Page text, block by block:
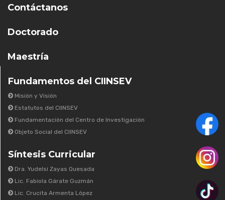
Contáctanos
Doctorado
Maestría
Fundamentos del CIINSEV
Misión y Visión
Estatutos del CIINSEV
Fundamentación del Centro de Investigación
Objeto Social del CIINSEV
Síntesis Curricular
Dra. Yudelsi Zayas Quesada
Lic. Fabiola Gárate Guzmán
Lic. Crucita Armenta López